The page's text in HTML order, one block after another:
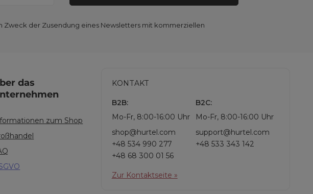
Zweck der Zusendung eines Newsletters mit kommerziellen
das
zum Shop
KONTAKT
B2B:
Mo-Fr, 8:00-16:00 Uhr
shop@hurtel.com
+48 534 990 277
+48 68 300 01 56
B2C:
Mo-Fr, 8:00-16:00 Uhr
support@hurtel.com
+48 533 343 142
Zur Kontaktseite »